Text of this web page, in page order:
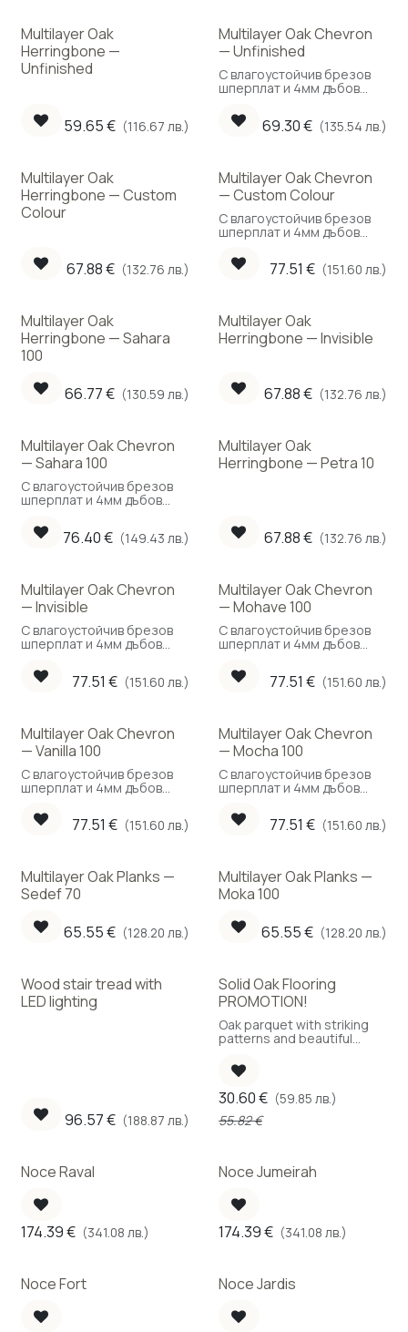
Multilayer Oak
Herringbone —
Unfinished
59.65€ (116.67 лв.)
Multilayer Oak Chevron
— Unfinished
С влагоустойчив брезов
шперплат и 4мм дъбов
слой позволяващ до 4
цикления. Подходящ за
подово отопление.
69.30€ (135.54 лв.)
Multilayer Oak
Herringbone — Custom
Colour
67.88€ (132.76 лв.)
Multilayer Oak Chevron
— Custom Colour
С влагоустойчив брезов
шперплат и 4мм дъбов
слой позволяващ до 4
цикления. Подходящ за
подово отопление.
77.51 € (151.60 лв.)
Multilayer Oak
Herringbone — Sahara
100
66.77€ (130.59 лв.)
Multilayer Oak
Herringbone — Invisible
67.88€ (132.76 лв.)
Multilayer Oak Chevron
— Sahara 100
С влагоустойчив брезов
шперплат и 4мм дъбов
цикления. Подходящ за
подово отопление.
76.40€ (149.43 лв.)
Multilayer Oak
Herringbone — Petra 10
67.88€ (132.76 лв.)
Multilayer Oak Chevron
— Invisible
С влагоустойчив брезов
шперплат и 4мм дъбов
слой позволяващ до 4
цикления. Подходящ за
подово отопление.
77.51 € (151.60 лв.)
Multilayer Oak Chevron
— Mohave 100
С влагоустойчив брезов
шперплат и 4мм дъбов
слой позволяващ до 4
цикления. Подходящ за
подово отопление.
77.51 € (151.60 лв.)
Multilayer Oak Chevron
— Vanilla 100
С влагоустойчив брезов
шперплат и 4мм дъбов
слой позволяващ до 4
цикления. Подходящ за
подово отопление.
77.51 € (151.60 лв.)
Multilayer Oak Chevron
— Mocha 100
С влагоустойчив брезов
шперплат и 4мм дъбов
слой позволяващ до 4
цикления. Подходящ за
подово отопление.
77.51 € (151.60 лв.)
Multilayer Oak Planks —
Sedef 70
65.55€ (128.20 лв.)
Multilayer Oak Planks —
Moka 100
65.55€ (128.20 лв.)
Wood stair tread with
LED lighting
96.57€ (188.87 лв.)
Sale
Solid Oak Flooring
PROMOTION!
Oak parquet with striking
patterns and beautiful
30.60€ (59.85 лв.)
55.82€
Noce Raval
174.39€ (341.08 лв.)
Noce Jumeirah
174.39€ (341.08 лв.)
Noce Fort Noce Jardis